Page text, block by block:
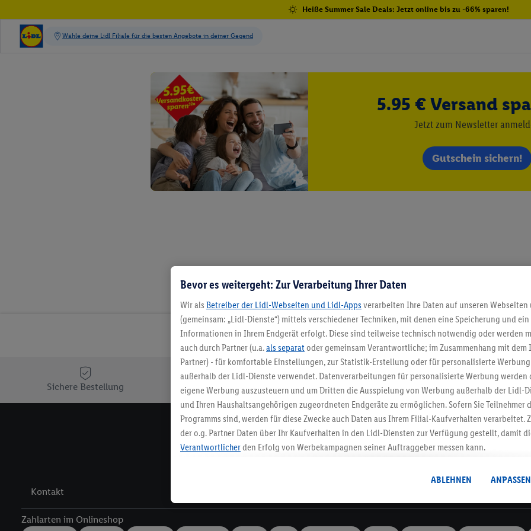
Heiße Summer Sale Deals: Jetzt online bis zu -66% sparen!
5.95 € Versand
Jetzt zum Newsletter
Gutschein sichern!
Lidl-Newsletter
Sichere Bestellung Kostenlose Retoure Rückgabefrist von
Newsletter
Melde dich zum Lidl Newsletter an & sichere dir dein
Kontakt
Zahlarten im Onlineshop
Bevor es weitergeht: Zur Verarbeitung Ihrer Daten
Wir als Betreiber der Lidl-Webseiten und Lidl-Apps verarbeiten Ihre Daten auf unseren Webseiten
(gemeinsam: „Lidl-Dienste“) mittels verschiedener Techniken, mit denen eine Speicherung und
Informationen in Ihrem Endgerät erfolgt. Diese sind teilweise technisch notwendig oder werden
auch durch Partner (u.a.als separat oder gemeinsam Verantwortliche; im Zusammenhang mit dem
Partner) - für komfortable Einstellungen, zur Statistik-Erstellung oder für personalisierte
außerhalb der Lidl-Dienste verwendet. Datenverarbeitungen für personalisierte Werbung werden
eigene Werbung auszusteuern und um Dritten die Ausspielung von Werbung außerhalb der Lidl-
und Ihren Haushaltsangehörigen zugeordneten Endgeräte zu ermöglichen. Sofern Sie Teilnehmer
Programms sind, werden für diese Zwecke auch Daten aus Ihrem Filial-Kaufverhalten verarbeitet.
der o.g. Partner Daten über Ihr Kaufverhalten in den Lidl-Diensten zur Verfügung gestellt, damit
Verantwortlicherden Erfolg von Werbekampagnen seiner Auftraggeber messen kann.
angereicherten Profilen. Dies umfasst die Zusammenführung von Daten (z.B. über Ihre Nutzung
Kaufverhalten in den Lidl-Diensten, Informationen aus Ihrem Kundenkonto - z.B. Alter oder
genauen Standortdaten) auch über verschiedene Endgeräte und Lidl-Dienste hinweg
ABLEHNEN ANPASSEN